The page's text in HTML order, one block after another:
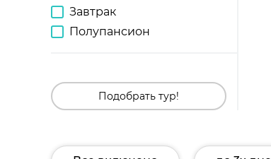
Завтрак
Полупансион
Подобрать тур!